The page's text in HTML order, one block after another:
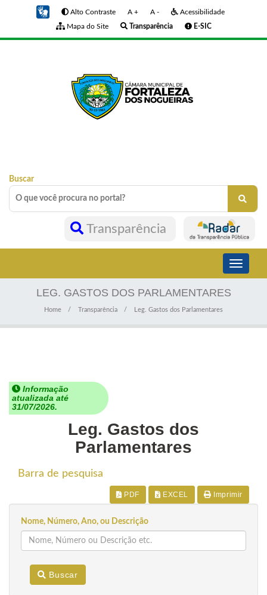
Alto Contraste A + A -
Acessibilidade
Mapa do Site
Transparência E-SIC
Buscar
Transparência
Toggle
LEG. GASTOS DOS PARLAMENTARES
Home Transparência Leg. Gastos dos Parlamentares
Informação
atualizada até
31/07/2026.
Leg. Gastos dos
Parlamentares
Barra de pesquisa
PDF EXCEL Imprimir
Nome, Número, Ano, ou Descrição
Buscar